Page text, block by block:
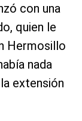
con una
quien le
Hermosillo
nada
extensión